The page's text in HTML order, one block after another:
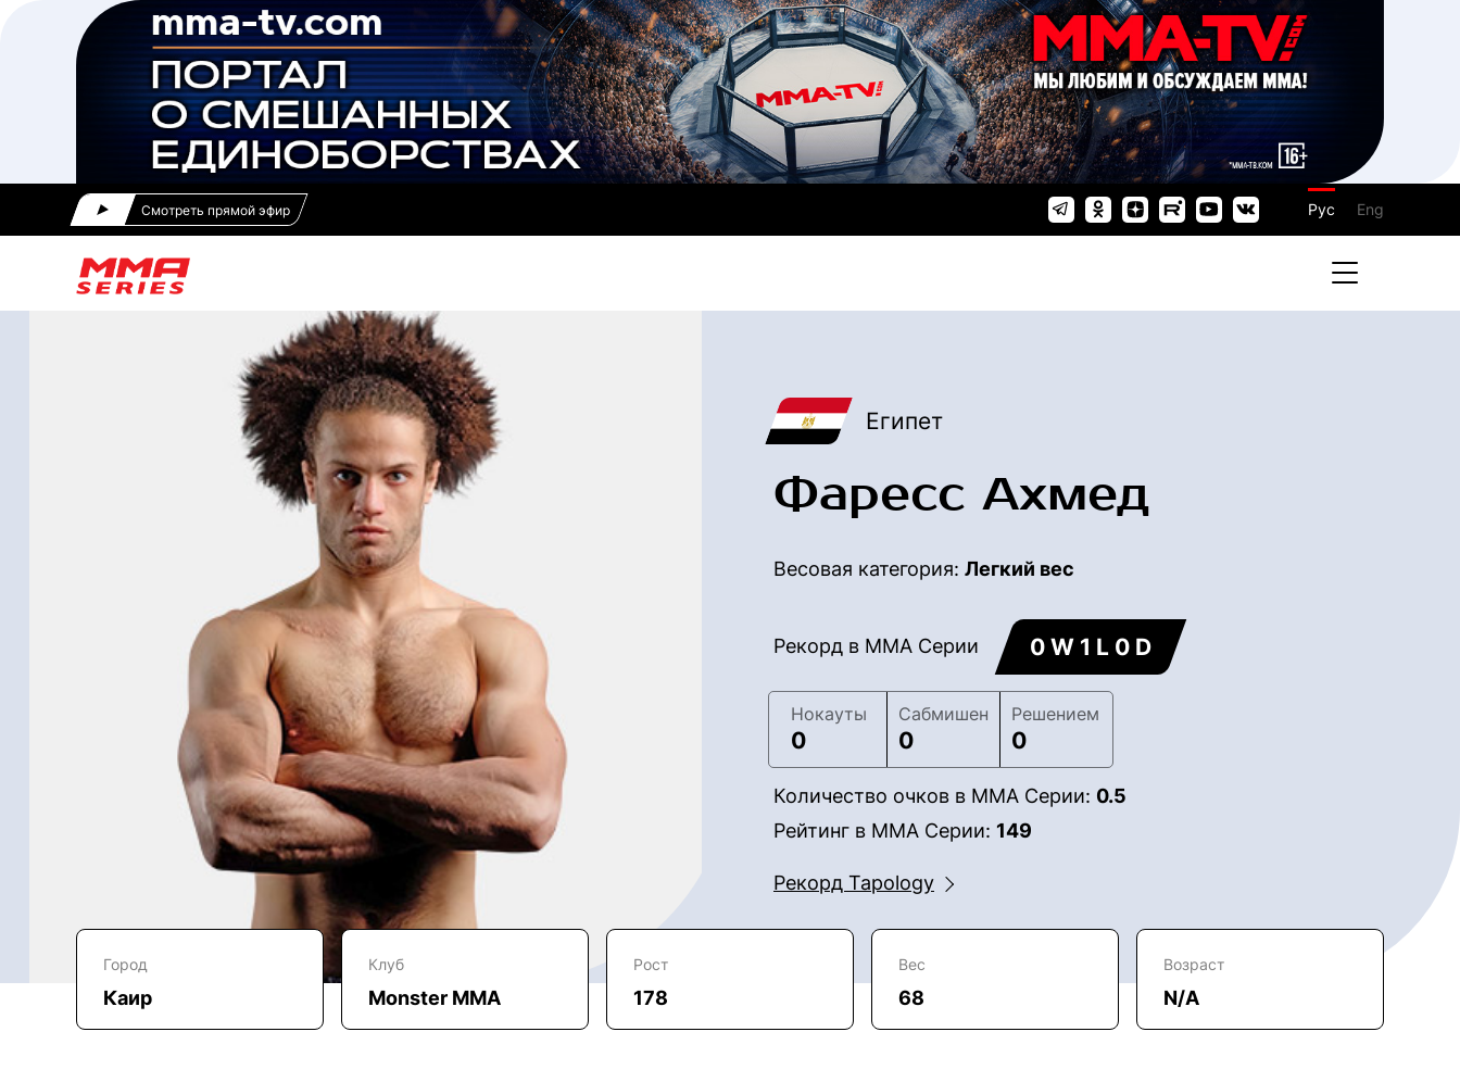
Смотреть прямой эфир Рус Eng
Египет
Фаресс Ахмед
Весовая категория: Легкий вес
Рекорд в ММА Серии 0 W 1 L 0 D
Нокауты
0
Сабмишен
0
Решением
0
Количество очков в ММА Серии: 0.5
Рейтинг в ММА Серии: 149
Рекорд Tapology
Город
Каир
Клуб
Monster MMA
Рост
178
Вес
68
Возраст
N/A